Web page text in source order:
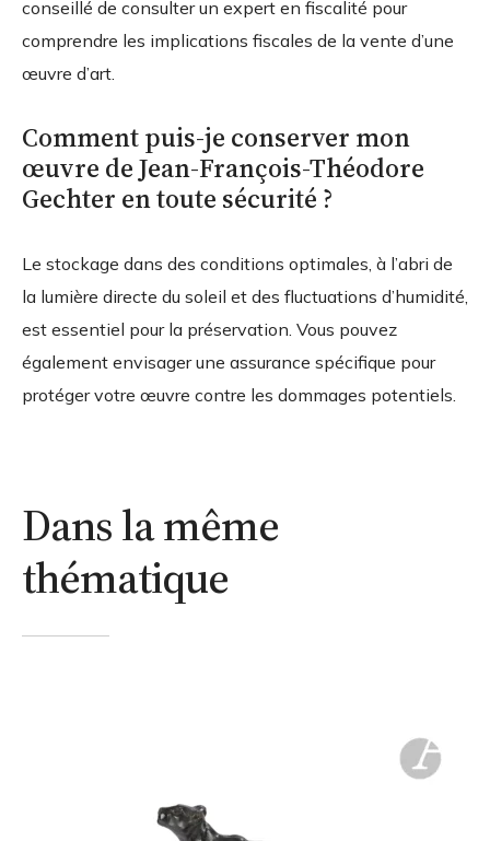
conseillé de consulter un expert en fiscalité pour
comprendre les implications fiscales de la vente d’une
œuvre d’art.
Comment puis-je conserver mon
œuvre de Jean-François-Théodore
Gechter en toute sécurité ?
Le stockage dans des conditions optimales, à l’abri de
la lumière directe du soleil et des fluctuations d’humidité,
est essentiel pour la préservation. Vous pouvez
également envisager une assurance spécifique pour
protéger votre œuvre contre les dommages potentiels.
Dans la même
thématique